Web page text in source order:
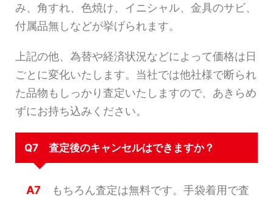
み、角すれ、色焼け、イニシャル、金具のサビ、
付属品無しなどが挙げられます。
上記の他、為替や経済状況などによって価格は日
ごとに変化いたします。当社では他社様で断られ
た品物もしっかり査定いたしますので、あきらめ
ずにお持ち込みください。
Q7 査定後のキャンセルはできますか？
A7 もちろん査定は無料です。手袋着用で査